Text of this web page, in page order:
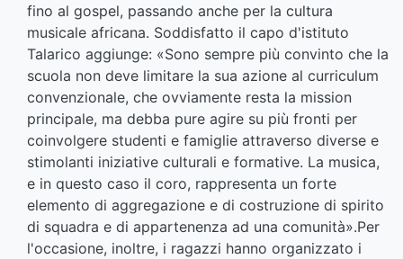
fino al gospel, passando anche per la cultura
musicale africana. Soddisfatto il capo d'istituto
Talarico aggiunge: «Sono sempre più convinto che la
scuola non deve limitare la sua azione al curriculum
convenzionale, che ovviamente resta la mission
principale, ma debba pure agire su più fronti per
coinvolgere studenti e famiglie attraverso diverse e
stimolanti iniziative culturali e formative. La musica,
e in questo caso il coro, rappresenta un forte
elemento di aggregazione e di costruzione di spirito
di squadra e di appartenenza ad una comunità».Per
l'occasione, inoltre, i ragazzi hanno organizzato i